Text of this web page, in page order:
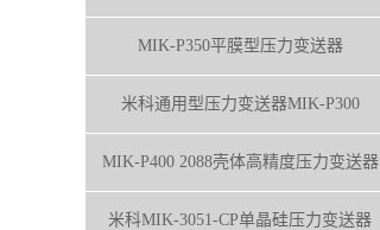
MIK-P350平膜型压力变送器
米科通用型压力变送器MIK-P300
MIK-P400 2088壳体高精度压力变送器
米科MIK-3051-CP单晶硅压力变送器